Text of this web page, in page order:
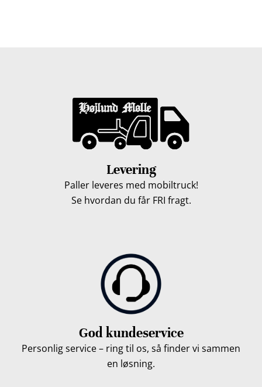
Levering
Paller leveres med mobiltruck!
Se hvordan du får FRI fragt.
God kundeservice
Personlig service – ring til os, så finder vi sammen
en løsning.